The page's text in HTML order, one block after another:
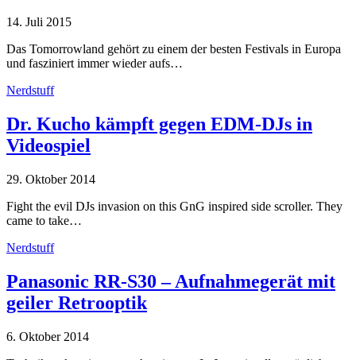
14. Juli 2015
Das Tomorrowland gehört zu einem der besten Festivals in Europa
und fasziniert immer wieder aufs…
Nerdstuff
Dr. Kucho kämpft gegen EDM-DJs in
Videospiel
29. Oktober 2014
Fight the evil DJs invasion on this GnG inspired side scroller. They
came to take…
Nerdstuff
Panasonic RR-S30 – Aufnahmegerät mit
geiler Retrooptik
6. Oktober 2014